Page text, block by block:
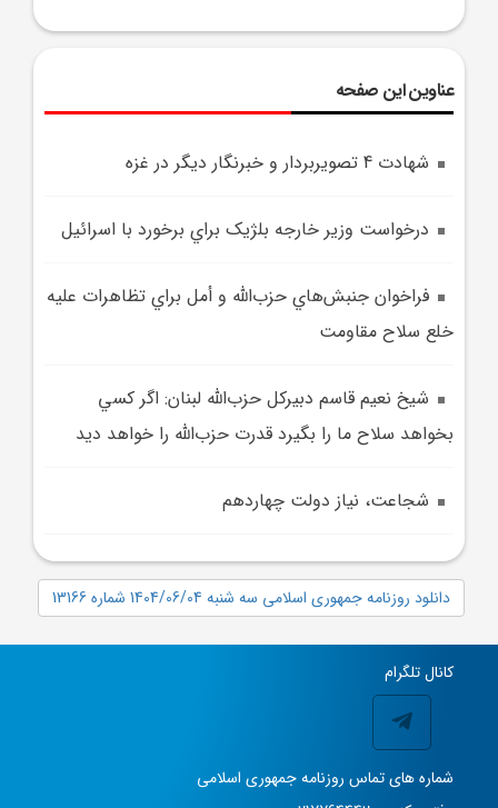
عناوین این صفحه
شهادت 4 تصويربردار و خبرنگار ديگر در غزه
درخواست وزير خارجه بلژيک براي برخورد با اسرائيل
فراخوان جنبش‌هاي حزب‌الله و أمل براي تظاهرات عليه
خلع سلاح مقاومت
شيخ نعيم قاسم دبيرکل حزب‌الله لبنان: اگر کسي
بخواهد سلاح ما را بگيرد قدرت حزب‌الله را خواهد ديد
شجاعت، نياز دولت چهاردهم
دانلود روزنامه جمهوری اسلامی سه شنبه 1404/06/04 شماره 13166
کانال تلگرام
شماره های تماس روزنامه جمهوری اسلامی